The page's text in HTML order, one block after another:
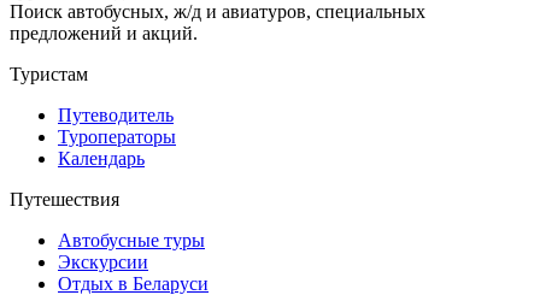
Поиск автобусных, ж/д и авиатуров, специальных
предложений и акций.
Туристам
Путеводитель
Туроператоры
Календарь
Путешествия
Автобусные туры
Экскурсии
Отдых в Беларуси